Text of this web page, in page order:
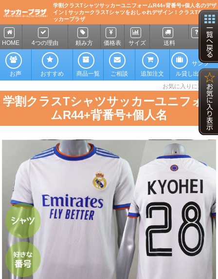
学割クラスTシャツサッカーユニフォームR44+背番号+個人名のデザ
イン | サッカークラスTシャツをおしゃれデザイン！クラスTならサ
ッカープラザ
HOME 4つの理由 頼み方 価格表 サイズ 送料
FAQ
お声 おすすめ 商品一覧 ご相談 追加注文
サンプ
ル貸し出し
お気に入りに追加☆
学割クラスTシャツサッカーユニフォー
ムR44+背番号+個人名